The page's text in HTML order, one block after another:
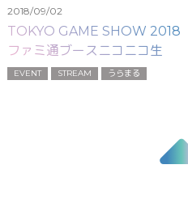
2018/09/02
TOKYO GAME SHOW 2018
ファミ通ブースニコニコ生放
送出演
EVENT STREAM うらまる